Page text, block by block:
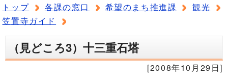
トップ 各課の窓口 希望のまち推進課
観光
笠置寺ガイド
（見どころ3）十三重石塔
[2008年10月29日]